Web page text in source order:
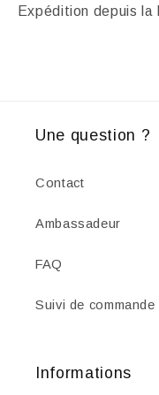
Expédition depuis la
Une question ?
Contact
Ambassadeur
FAQ
Suivi de commande
Informations